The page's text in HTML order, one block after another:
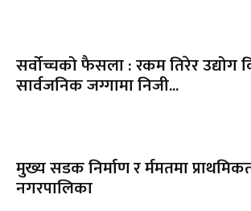
सर्वोच्चको फैसला : रकम तिरेर उद्योग
सार्वजनिक जग्गामा निजी...
मुख्य सडक निर्माण र र्ममतमा
नगरपालिका